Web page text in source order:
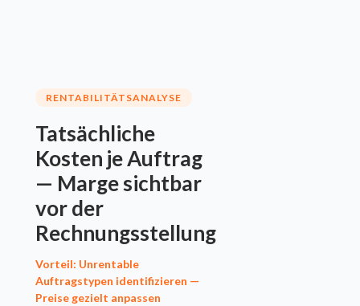
RENTABILITÄTSANALYSE
Tatsächliche
Kosten je Auftrag
— Marge sichtbar
vor der
Rechnungsstellung
Vorteil: Unrentable
Auftragstypen identifizieren —
Preise gezielt anpassen